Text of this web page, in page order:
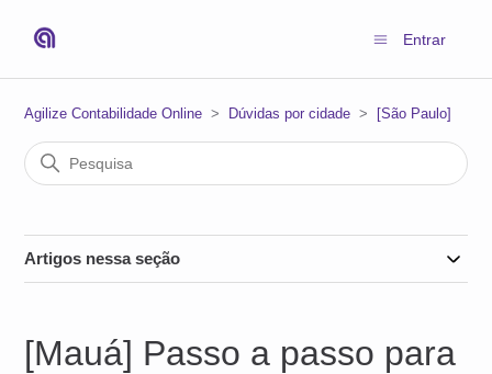
Entrar
Agilize Contabilidade Online Dúvidas por cidade [São Paulo]
Artigos nessa seção
[Mauá] Passo a passo para